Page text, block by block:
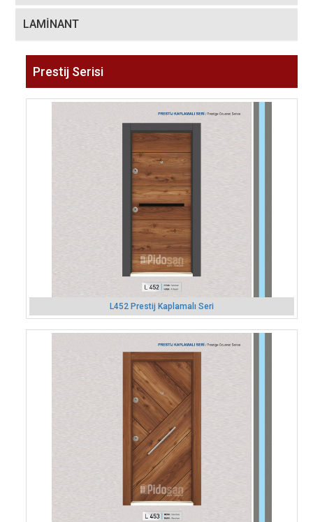
LAMİNANT
Prestij Serisi
L452 Prestij Kaplamalı Seri